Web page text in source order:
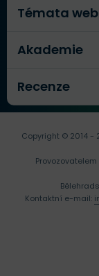
Témata
Akademie
Recenze
Copyright © 2014 -
Provozovatelem
Kontaktní e-mail: